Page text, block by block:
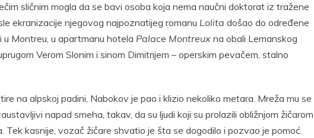
sličnim mogla da se bavi osoba koja nema naučni doktorat iz tražene
ekranizacije njegovog najpoznatijeg romanu Lolita došao do određene
u Montreu, u apartmanu hotela Palace Montreux na obali Lemanskog
Verom Slonim i sinom Dimitrijem – operskim pevačem, stalno
na alpskoj padini, Nabokov je pao i klizio nekoliko metara. Mreža mu se
napad smeha, takav, da su ljudi koji su prolazili obližnjom žičarom
Tek kasnije, vozač žičare shvatio je šta se dogodilo i pozvao je pomoć.